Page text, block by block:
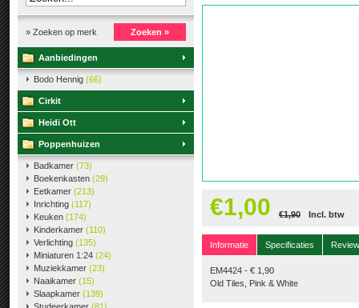
» Zoeken op merk Zoeken »
Aanbiedingen
Bodo Hennig (66)
Cirkit
Heidi Ott
Poppenhuizen
Badkamer (73)
Boekenkasten (29)
Eetkamer (213)
Inrichting (117)
Keuken (174)
Kinderkamer (110)
Verlichting (135)
Miniaturen 1:24 (24)
Muziekkamer (23)
Naaikamer (15)
Slaapkamer (139)
€1,00 €1,90 Incl. btw
Informatie Specificaties
EM4424 - € 1,90
Old Tiles, Pink & White